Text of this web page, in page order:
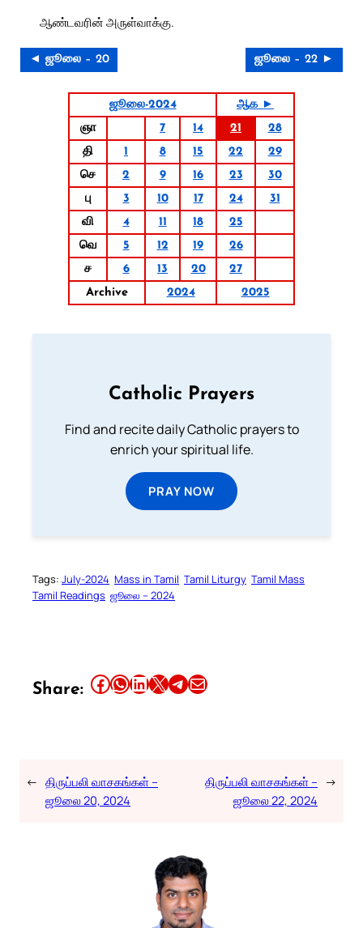
ஆண்டவரின் அருள்வாக்கு.
◄ ஜூலை – 20 ஜூலை – 22 ►
ஜூலை-2024
ஆக ►
ஞா
7 14 21
28
தி
1 8 15 22
29
செ
2 9 16 23
30
பு
3 10 17 24
31
வி
4 11 18
25
வெ
5 12 19
26
ச
6 13 20
27
Archive
2024 2025
Catholic Prayers
Find and recite daily Catholic prayers to
enrich your spiritual life.
PRAY NOW
Tags: July-2024 Mass in Tamil Tamil Liturgy Tamil Mass
Tamil Readings ஜூலை – 2024
Share: Share this article on Facebook Share this article on WhatsApp Share this article on LinkedIn Share this article on X Share this article on TelegramEmail this Article
← திருப்பலி வாசகங்கள் –
ஜூலை 20, 2024
திருப்பலி வாசகங்கள் –
ஜூலை 22, 2024
→